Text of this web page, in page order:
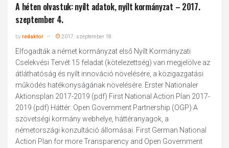
A héten olvastuk: nyílt adatok, nyílt kormányzat – 2017.
szeptember 4.
byredaktor 2017. szeptember 18.
Elfogadták a német kormányzat első Nyílt Kormányzati
Cselekvési Tervét 15 feladat (kötelezettség) van megjelölve az
átláthatóság és nyílt innováció növelésére, a közigazgatási
működés hatékonyságának növelésére. Erster Nationaler
Aktionsplan 2017-2019 (pdf) First National Action Plan 2017-
2019 (pdf) Háttér: Open Government Partnership (OGP) A
szövetségi kormány webhelye, háttéranyagok, a
németországi konzultáció állomásai. First German National
Action Plan for more Transparency and Open Government